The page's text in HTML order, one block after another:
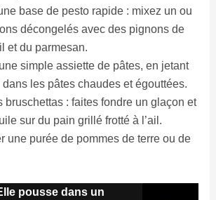
base de pesto rapide : mixez un ou
décongelés avec des pignons de
et du parmesan.
simple assiette de pâtes, en jetant
les pâtes chaudes et égouttées.
bruschettas : faites fondre un glaçon et
sur du pain grillé frotté à l’ail.
une purée de pommes de terre ou de
pousse dans un